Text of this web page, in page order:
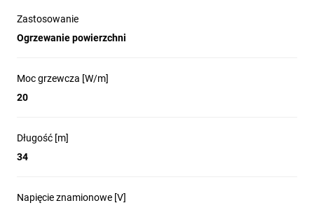
Zastosowanie
Ogrzewanie powierzchni
Moc grzewcza [W/m]
20
Długość [m]
34
Napięcie znamionowe [V]